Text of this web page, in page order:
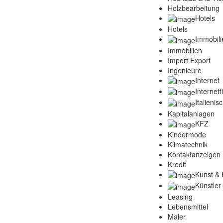
Holzbearbeitung
Hotels
Hotels
Immobilien
Import Export
Ingenieure
Internet
Kapitalanlagen
KFZ
Kindermode
Klimatechnik
Kontaktanzeigen
Kredit
Kunst &
Künstler
Leasing
Lebensmittel
Maler